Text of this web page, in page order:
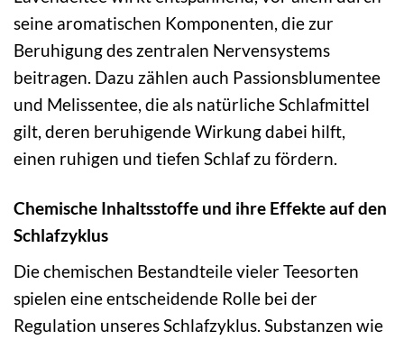
seine aromatischen Komponenten, die zur
Beruhigung des zentralen Nervensystems
beitragen. Dazu zählen auch Passionsblumentee
und Melissentee, die als natürliche Schlafmittel
gilt, deren beruhigende Wirkung dabei hilft,
einen ruhigen und tiefen Schlaf zu fördern.
Chemische Inhaltsstoffe und ihre Effekte auf den
Schlafzyklus
Die chemischen Bestandteile vieler Teesorten
spielen eine entscheidende Rolle bei der
Regulation unseres Schlafzyklus. Substanzen wie